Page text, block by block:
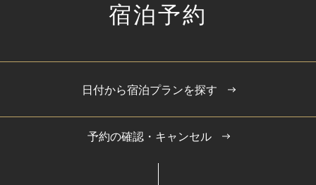
宿泊予約
日付から宿泊プランを探す
予約の確認・キャンセル